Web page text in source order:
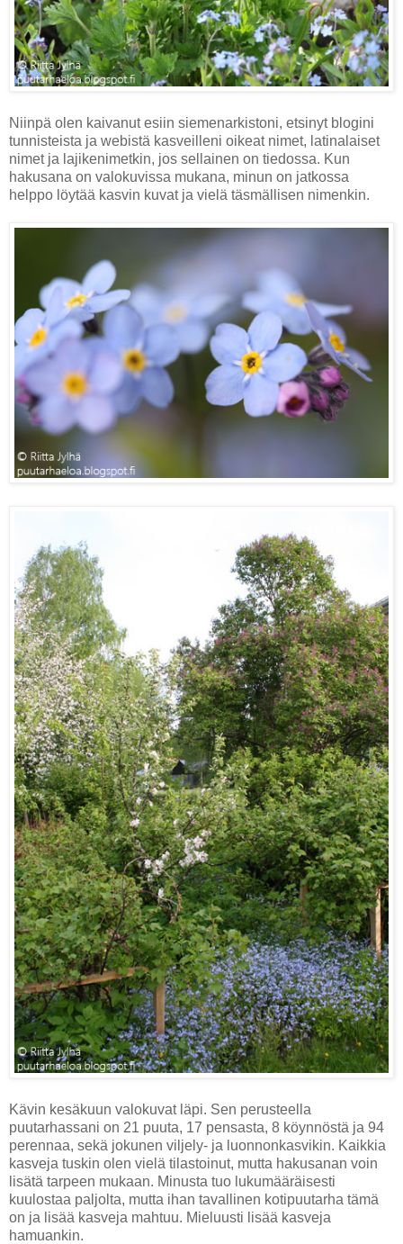
Niinpä olen kaivanut esiin siemenarkistoni, etsinyt blogini
tunnisteista ja webistä kasveilleni oikeat nimet, latinalaiset
nimet ja lajikenimetkin, jos sellainen on tiedossa. Kun
hakusana on valokuvissa mukana, minun on jatkossa
helppo löytää kasvin kuvat ja vielä täsmällisen nimenkin.
Kävin kesäkuun valokuvat läpi. Sen perusteella
puutarhassani on 21 puuta, 17 pensasta, 8 köynnöstä ja 94
perennaa, sekä jokunen viljely- ja luonnonkasvikin. Kaikkia
kasveja tuskin olen vielä tilastoinut, mutta hakusanan voin
lisätä tarpeen mukaan. Minusta tuo lukumääräisesti
kuulostaa paljolta, mutta ihan tavallinen kotipuutarha tämä
on ja lisää kasveja mahtuu. Mieluusti lisää kasveja
hamuankin.